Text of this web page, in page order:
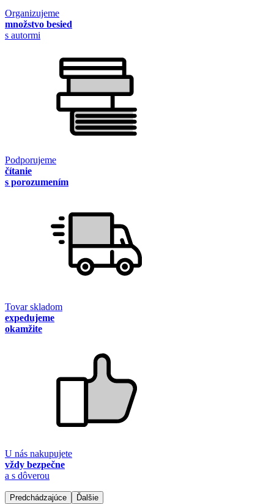
Organizujeme
množstvo besied
s autormi
Podporujeme
čítanie
s porozumením
Tovar skladom
expedujeme
okamžite
U nás nakupujete
vždy bezpečne
a s dôverou
Predchádzajúce Ďalšie